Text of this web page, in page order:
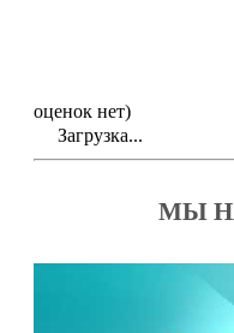
оценок нет)
Загрузка...
МЫ